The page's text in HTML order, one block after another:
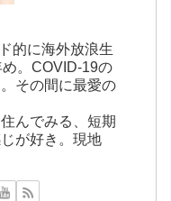
的に海外放浪生
。COVID-19の
その間に最愛の
んでみる、短期
が好き。現地